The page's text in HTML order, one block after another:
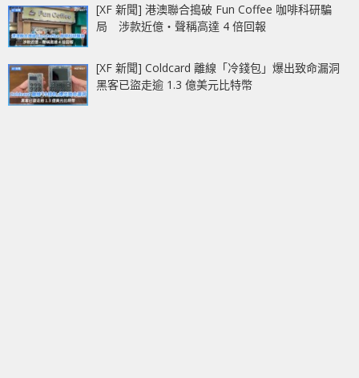
[XF 新聞] 港澳聯合搗破 Fun Coffee 咖啡科研騙
局 涉款近億‧聲稱高達 4 倍回報
[XF 新聞] Coldcard 離線「冷錢包」爆出致命漏洞
黑客已盜走逾 1.3 億美元比特幣